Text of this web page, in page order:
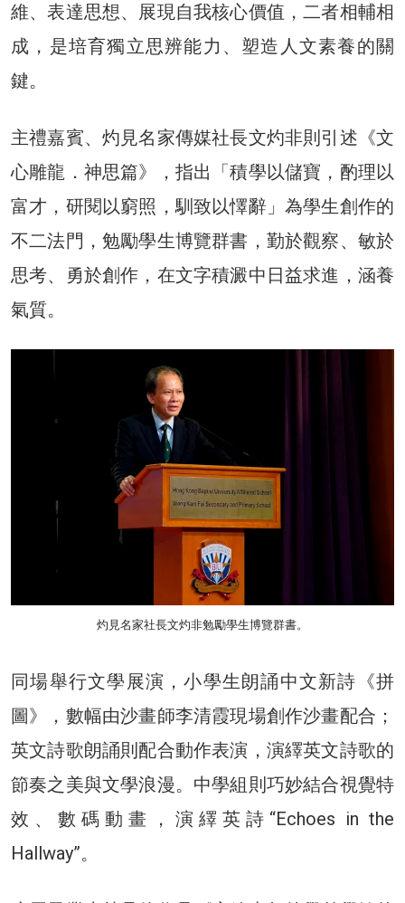
維、表達思想、展現自我核心價值，二者相輔相
成，是培育獨立思辨能力、塑造人文素養的關
鍵。
主禮嘉賓、灼見名家傳媒社長文灼非則引述《文
心雕龍．神思篇》，指出「積學以儲寶，酌理以
富才，研閱以窮照，馴致以懌辭」為學生創作的
不二法門，勉勵學生博覽群書，勤於觀察、敏於
思考、勇於創作，在文字積澱中日益求進，涵養
氣質。
灼見名家社長文灼非勉勵學生博覽群書。
同場舉行文學展演，小學生朗誦中文新詩《拼
圖》，數幅由沙畫師李清霞現場創作沙畫配合；
英文詩歌朗誦則配合動作表演，演繹英文詩歌的
節奏之美與文學浪漫。中學組則巧妙結合視覺特
效、數碼動畫，演繹英詩“Echoes in the
Hallway”。